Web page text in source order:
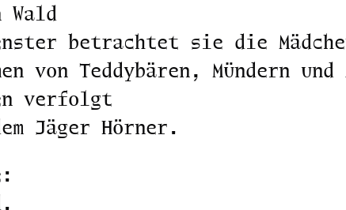
Wald
betrachtet sie die
von Teddybären, Mündern und
verfolgt
Jäger Hörner.